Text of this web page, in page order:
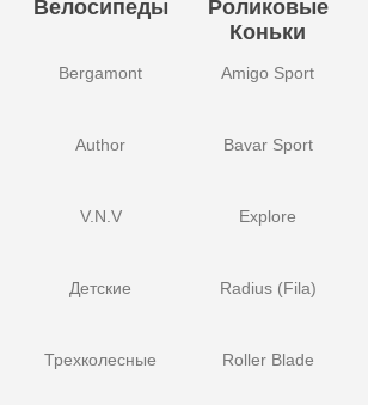
Велосипеды
Bergamont
Author
V.N.V
Детские
Трехколесные
Роликовые
Коньки
Amigo Sport
Bavar Sport
Explore
Radius (Fila)
Roller Blade